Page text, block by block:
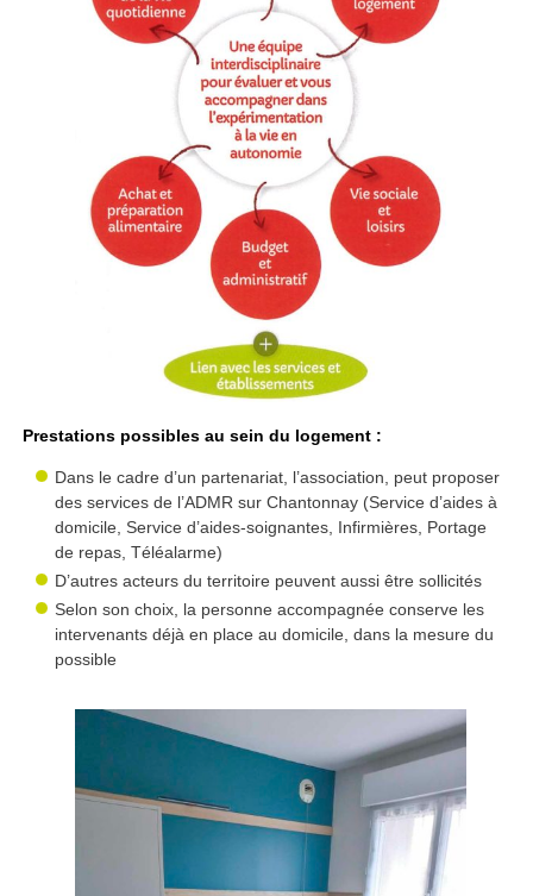
Prestations possibles au sein du logement :
Dans le cadre d’un partenariat, l’association, peut proposer
des services de l’ADMR sur Chantonnay (Service d’aides à
domicile, Service d’aides-soignantes, Infirmières, Portage
de repas, Téléalarme)
D’autres acteurs du territoire peuvent aussi être sollicités
Selon son choix, la personne accompagnée conserve les
intervenants déjà en place au domicile, dans la mesure du
possible